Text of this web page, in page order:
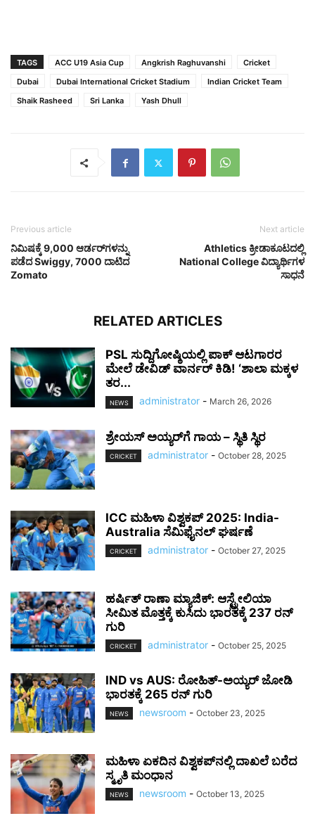
TAGS ACC U19 Asia Cup Angkrish Raghuvanshi
Cricket
Dubai
Dubai International Cricket Stadium
Indian Cricket Team
Shaik Rasheed
Sri Lanka Yash Dhull
Previous article
ನಿಮಿಷಕ್ಕೆ 9,000 ಆರ್ಡರ್‌ಗಳನ್ನು
ಪಡೆದ Swiggy, 7000 ದಾಟಿದ
Zomato
Next article
Athletics ಕ್ರೀಡಾಕೂಟದಲ್ಲಿ
National College ವಿದ್ಯಾರ್ಥಿಗಳ
ಸಾಧನೆ
RELATED ARTICLES
PSL ಸುದ್ದಿಗೋಷ್ಠಿಯಲ್ಲಿ ಪಾಕ್ ಆಟಗಾರರ
ಮೇಲೆ ಡೇವಿಡ್ ವಾರ್ನರ್ ಕಿಡಿ! ‘ಶಾಲಾ ಮಕ್ಕಳ
ತರ...
NEWS administrator - March 26, 2026
ಶ್ರೇಯಸ್ ಅಯ್ಯರ್‌ಗೆ ಗಾಯ – ಸ್ಥಿತಿ ಸ್ಥಿರ
CRICKET administrator - October 28, 2025
ICC ಮಹಿಳಾ ವಿಶ್ವಕಪ್ 2025: India-
Australia ಸೆಮಿಫೈನಲ್ ಘರ್ಷಣೆ
CRICKET administrator - October 27, 2025
ಹರ್ಷಿತ್ ರಾಣಾ ಮ್ಯಾಜಿಕ್: ಆಸ್ಟ್ರೇಲಿಯಾ
ಸೀಮಿತ ಮೊತ್ತಕ್ಕೆ ಕುಸಿದು ಭಾರತಕ್ಕೆ 237 ರನ್
ಗುರಿ
CRICKET administrator - October 25, 2025
IND vs AUS: ರೋಹಿತ್-ಅಯ್ಯರ್ ಜೋಡಿ
ಭಾರತಕ್ಕೆ 265 ರನ್ ಗುರಿ
NEWS newsroom - October 23, 2025
ಮಹಿಳಾ ಏಕದಿನ ವಿಶ್ವಕಪ್‌ನಲ್ಲಿ ದಾಖಲೆ ಬರೆದ
ಸ್ಮೃತಿ ಮಂಧಾನ
NEWS newsroom - October 13, 2025